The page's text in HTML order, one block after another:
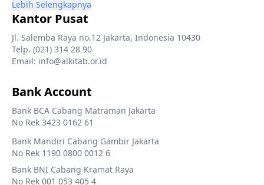
Lebih Selengkapnya
Kantor Pusat
Jl. Salemba Raya no.12 Jakarta, Indonesia 10430
Telp. (021) 314 28 90
Email: info@alkitab.or.id
Bank Account
Bank BCA Cabang Matraman Jakarta
No Rek 3423 0162 61
Bank Mandiri Cabang Gambir Jakarta
No Rek 1190 0800 0012 6
Bank BNI Cabang Kramat Raya
No Rek 001 053 405 4